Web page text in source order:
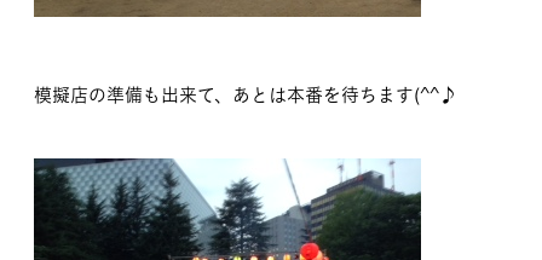
模擬店の準備も出来て、あとは本番を待ちます(^^♪